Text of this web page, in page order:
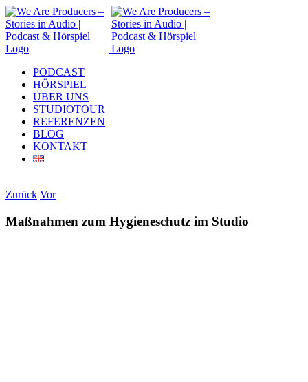
Zum
Inhalt
springen
PODCAST
HÖRSPIEL
ÜBER UNS
STUDIOTOUR
REFERENZEN
BLOG
KONTAKT
Zurück Vor
Maßnahmen zum Hygieneschutz im Studio